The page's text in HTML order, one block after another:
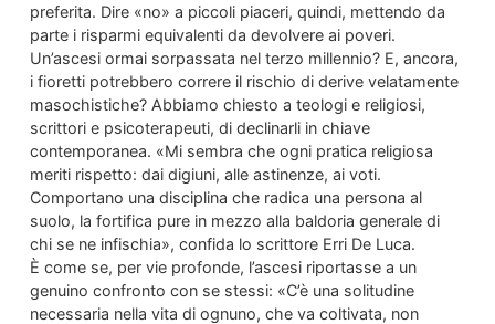
preferita. Dire «no» a piccoli piaceri, quindi, mettendo da
parte i risparmi equivalenti da devolvere ai poveri.
Un’ascesi ormai sorpassata nel terzo millennio? E, ancora,
i fioretti potrebbero correre il rischio di derive velatamente
masochistiche? Abbiamo chiesto a teologi e religiosi,
scrittori e psicoterapeuti, di declinarli in chiave
contemporanea. «Mi sembra che ogni pratica religiosa
meriti rispetto: dai digiuni, alle astinenze, ai voti.
Comportano una disciplina che radica una persona al
suolo, la fortifica pure in mezzo alla baldoria generale di
chi se ne infischia», confida lo scrittore Erri De Luca.
È come se, per vie profonde, l’ascesi riportasse a un
genuino confronto con se stessi: «C’è una solitudine
necessaria nella vita di ognuno, che va coltivata, non